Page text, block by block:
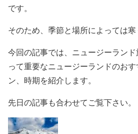
です。
そのため、季節と場所によっては寒
今回の記事では、ニュージーラン
って重要なニュージーランドのお
ン、時期を紹介します。
先日の記事も合わせてご覧下さい。